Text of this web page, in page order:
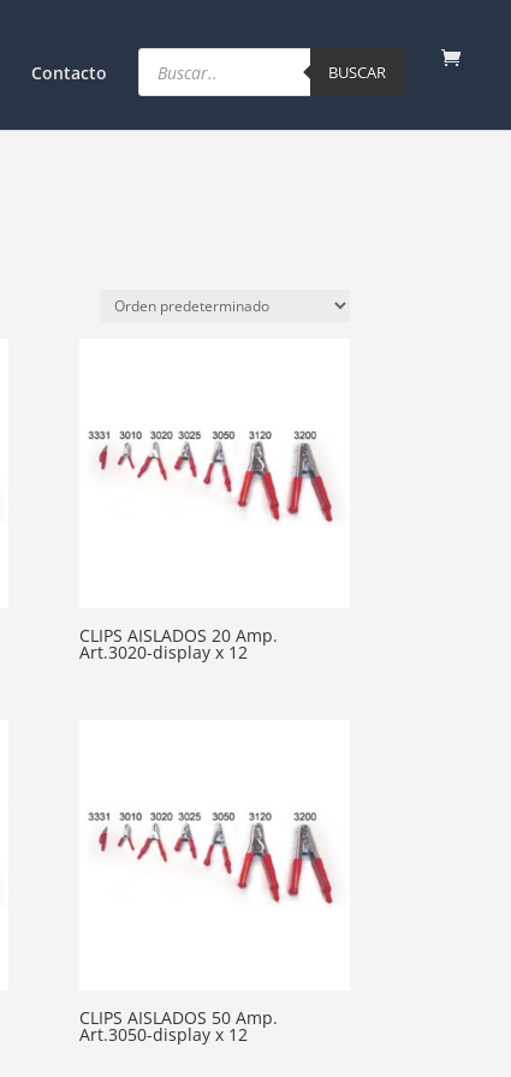
Contacto
Products
search BUSCAR
CLIPS AISLADOS 20 Amp.
Art.3020-display x 12
CLIPS AISLADOS 50 Amp.
Art.3050-display x 12